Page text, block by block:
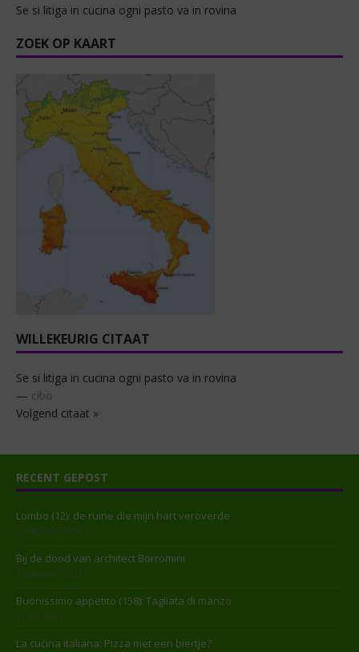
Se si litiga in cucina ogni pasto va in rovina
ZOEK OP KAART
WILLEKEURIG CITAAT
Se si litiga in cucina ogni pasto va in rovina
— cibo
Volgend citaat »
RECENT GEPOST
Lombo (12): de ruïne die mijn hart veroverde
7 augustus 2026
Bij de dood van architect Borromini
1 augustus 2026
Buonissimo appetito (158): Tagliata di manzo
31 juli 2026
La cucina italiana: Pizza met een biertje?